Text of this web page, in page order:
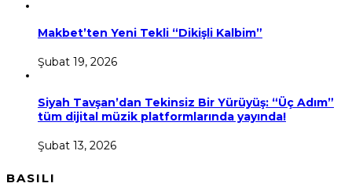
Makbet’ten Yeni Tekli “Dikişli Kalbim”
Şubat 19, 2026
Siyah Tavşan’dan Tekinsiz Bir Yürüyüş: “Üç Adım”
tüm dijital müzik platformlarında yayında!
Şubat 13, 2026
BASILI